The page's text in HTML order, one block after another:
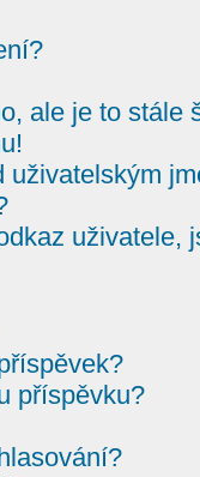
ale je to stále
uživatelským
uživatele,
příspěvku?